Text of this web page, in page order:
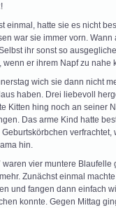
einmal, hatte sie es nicht
war sie immer vorn.
ihr sonst so
wenn er ihrem Napf zu nahe
wich sie dann nicht
haben. Drei liebevoll
Kitten hing noch an seiner
Das arme Kind hatte
Geburtskörbchen
hin.
waren vier muntere
Zunächst einmal
und fangen dann einfach
konnte. Gegen Mittag